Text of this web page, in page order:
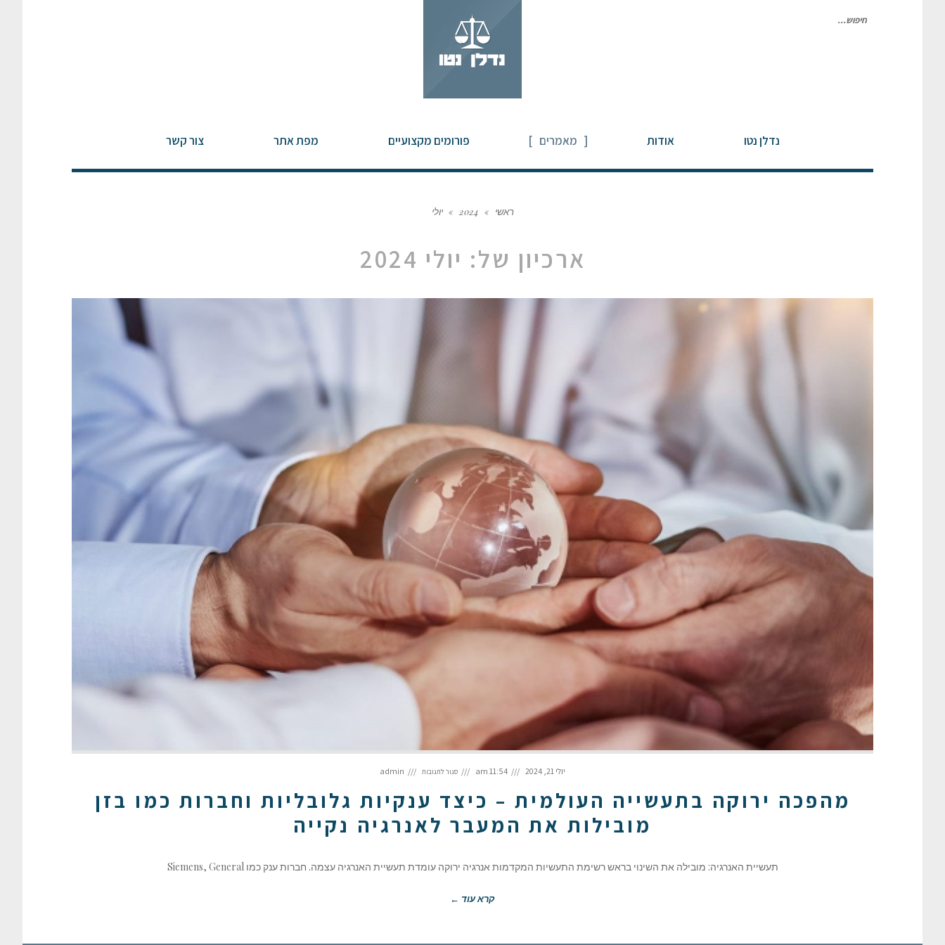
חיפוש
נדלן נטו אודות מאמרים פורומים מקצועיים מפת אתר צור קשר
ראשי »
2024
» יולי
ארכיון של: יולי 2024
יולי 21, 2024 11:54 am סגור לתגובות מהפכה
ירוקה
כיצד
ענקיות
גלובליות
בזן
מובילות
admin
מהפכה ירוקה בתעשייה העולמית – כיצד ענקיות גלובליות וחברות כמו בזן
מובילות את המעבר לאנרגיה נקייה
תעשיית האנרגיה: מובילה את השינוי בראש רשימת התעשיות המקדמות אנרגיה ירוקה עומדת תעשיית האנרגיה עצמה. חברות ענק כמו Siemens, General
קרא עוד ←